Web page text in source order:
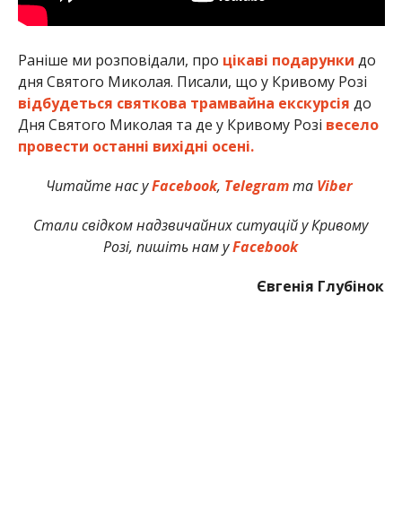
Раніше ми розповідали, про цікаві подарунки до
дня Святого Миколая. Писали, що у Кривому Розі
відбудеться святкова трамвайна екскурсія до
Дня Святого Миколая та де у Кривому Розі весело
провести останні вихідні осені.
Читайте нас уFacebook, Telegramта Viber
Стали свідком надзвичайних ситуацій у Кривому
Розі, пишіть нам уFacebook
Євгенія Глубінок